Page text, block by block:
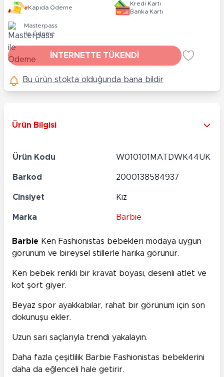
Kapıda Ödeme
Kredi Kartı
Banka Kartı
Masterpass
ile Ödeme
İNTERNETTE TÜKENDİ
Bu ürün stokta olduğunda bana bildir
Ürün Bilgisi
Ürün Kodu W010101MATDWK44UK
Barkod 2000138584937
Cinsiyet Kız
Marka Barbie
Barbie Ken Fashionistas bebekleri modaya uygun
görünüm ve bireysel stillerle harika görünür.
Ken bebek renkli bir kravat boyası, desenli atlet ve
kot şort giyer.
Beyaz spor ayakkabılar, rahat bir görünüm için son
dokunuşu ekler.
Uzun sarı saçlarıyla trendi yakalayın.
Daha fazla çeşitlilik Barbie Fashionistas bebeklerini
daha da eğlenceli hale getirir.